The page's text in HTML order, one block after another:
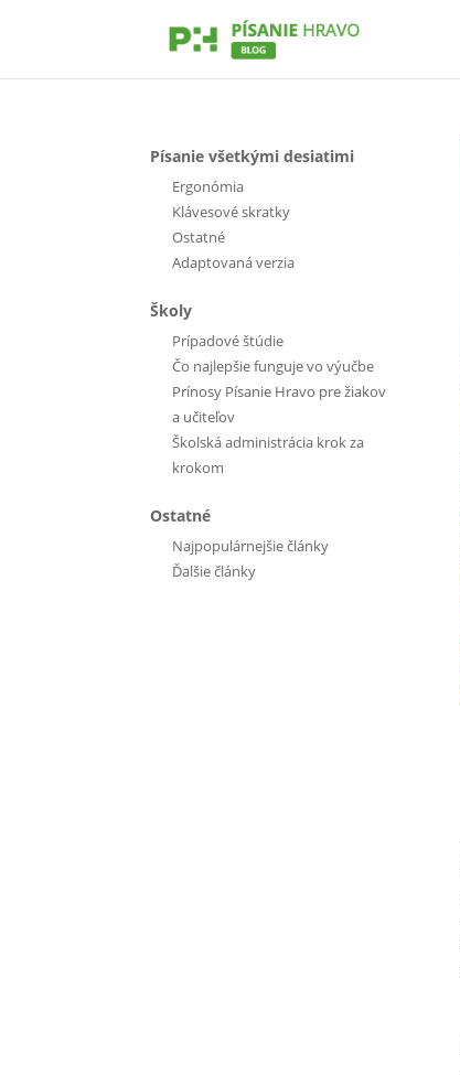
Písanie všetkými desiatimi
Ergonómia
Klávesové skratky
Ostatné
Adaptovaná verzia
Školy
Prípadové štúdie
Čo najlepšie funguje vo výučbe
Prínosy Písanie Hravo pre žiakov
a učiteľov
Školská administrácia krok za
krokom
Ostatné
Najpopulárnejšie články
Ďalšie články